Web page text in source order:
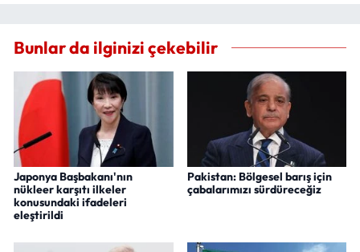
Bunlar da ilginizi çekebilir
Japonya Başbakanı'nın
nükleer karşıtı ilkeler
konusundaki ifadeleri
eleştirildi
Pakistan: Bölgesel barış için
çabalarımızı sürdüreceğiz